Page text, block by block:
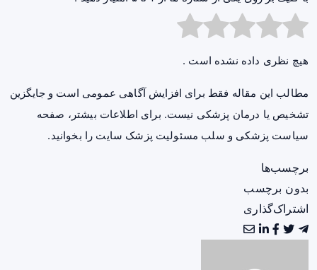
هیچ نظری داده نشده است .
مطالب این مقاله فقط برای افزایش آگاهی عمومی است و جایگزین
تشخیص یا درمان پزشکی نیست. برای اطلاعات بیشتر، صفحه
سیاست پزشکی و سلب مسئولیت پزشک سایت را بخوانید.
برچسب‌ها
بدون برچسب
اشتراک‌گذاری